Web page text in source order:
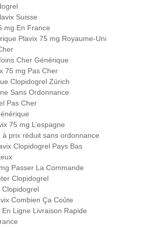
Suisse
mg En France
Plavix 75 mg Royaume-Uni
Cher Générique
75 mg Pas Cher
Clopidogrel Zürich
Sans Ordonnance
Pas Cher
75 mg L’espagne
prix réduit sans ordonnance
Clopidogrel Pays Bas
Passer La Commande
Clopidogrel
Combien Ça Coûte
Ligne Livraison Rapide